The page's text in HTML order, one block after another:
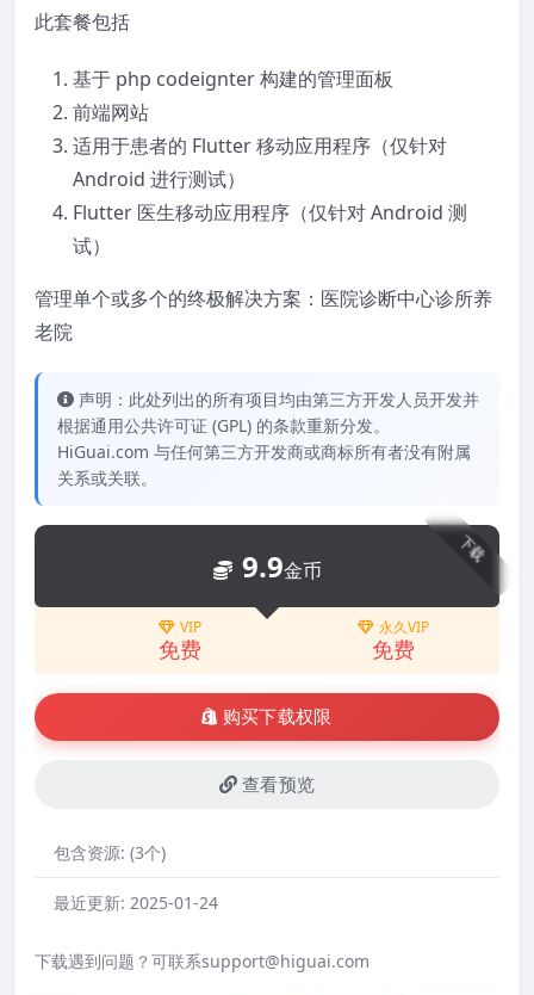
此套餐包括
基于 php codeignter 构建的管理面板
前端网站
适用于患者的 Flutter 移动应用程序（仅针对
Android 进行测试）
Flutter 医生移动应用程序（仅针对 Android 测
试）
管理单个或多个的终极解决方案：医院诊断中心诊所养
老院
声明：此处列出的所有项目均由第三方开发人员开发并
根据通用公共许可证 (GPL) 的条款重新分发。
HiGuai.com 与任何第三方开发商或商标所有者没有附属
关系或关联。
下载
9.9金币
VIP
免费
永久VIP
免费
购买下载权限
查看预览
包含资源: (3个)
最近更新: 2025-01-24
下载遇到问题？可联系support@higuai.com